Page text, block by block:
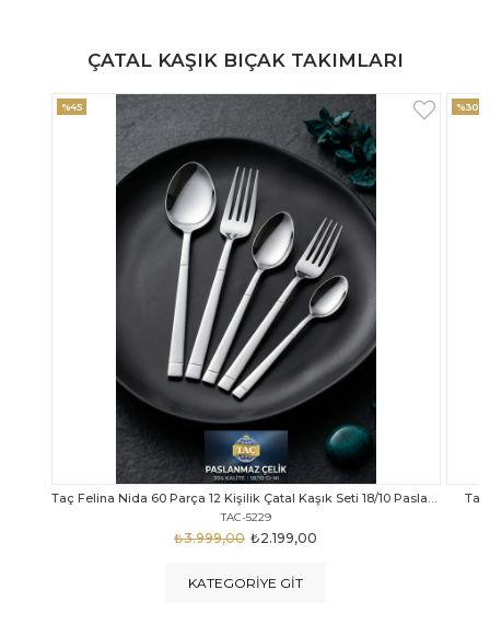
ÇATAL KAŞIK BIÇAK TAKIMLARI
Taç Calista Tivoli 72 Parça 12 Kişilik Çatal Kaşık Bıçak Seti
TAC-5040
₺2.999,00
₺4.289,00
%30
Taç
%33
KATEGORIYE GIT